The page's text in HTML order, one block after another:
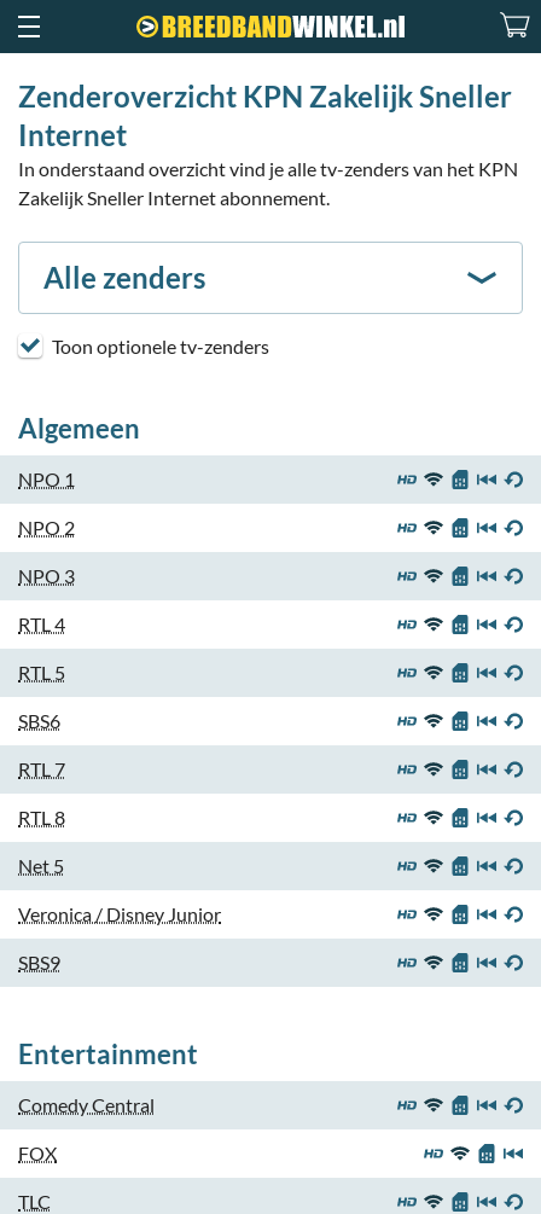
Zenderoverzicht KPN Zakelijk Sneller
Internet
In onderstaand overzicht vind je alle tv-zenders van het KPN
Zakelijk Sneller Internet abonnement.
Alle zenders
Toon optionele tv-zenders
Algemeen
NPO 1
NPO 2
NPO 3
RTL 4
RTL 5
SBS6
RTL 7
RTL 8
Net 5
Veronica / Disney Junior
SBS9
Entertainment
Comedy Central
FOX
TLC